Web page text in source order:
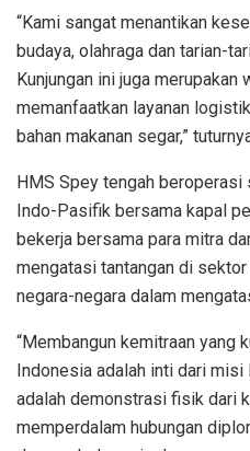
“Kami sangat menantikan
budaya, olahraga dan tarian-
Kunjungan ini juga merupakan
memanfaatkan layanan
bahan makanan segar,”
HMS Spey tengah beroperasi
Indo-Pasifik bersama kapal
bekerja bersama para mitra
mengatasi tantangan di
negara-negara dalam
“Membangun kemitraan yang
Indonesia adalah inti dari
adalah demonstrasi fisik dari
memperdalam hubungan